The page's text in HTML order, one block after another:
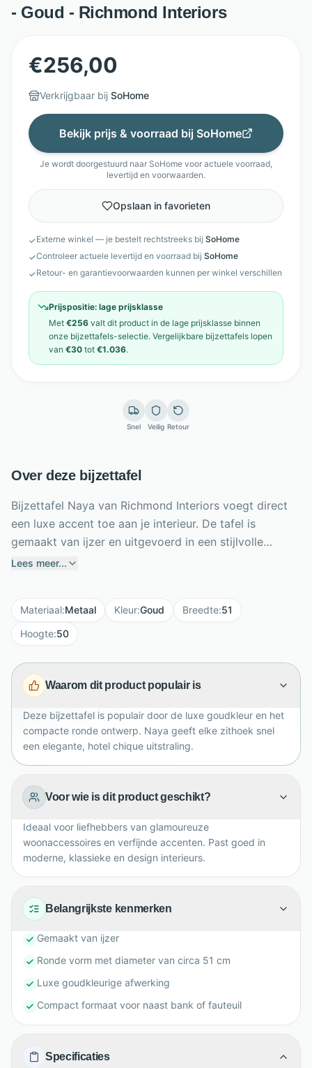
- Goud - Richmond Interiors
€256,00
Verkrijgbaar bij SoHome
Bekijk prijs & voorraad bij SoHome
Je wordt doorgestuurd naar SoHome voor actuele voorraad,
levertijd en voorwaarden.
Opslaan in favorieten
✓Externe winkel — je bestelt rechtstreeks bij SoHome
✓Controleer actuele levertijd en voorraad bij SoHome
✓Retour- en garantievoorwaarden kunnen per winkel verschillen
Prijspositie: lage prijsklasse
Met €256 valt dit product in de lage prijsklasse binnen
onze bijzettafels-selectie. Vergelijkbare bijzettafels lopen
van €30 tot €1.036.
Snel Veilig Retour
Over deze bijzettafel
Bijzettafel Naya van Richmond Interiors voegt direct
een luxe accent toe aan je interieur. De tafel is
gemaakt van ijzer en uitgevoerd in een stijlvolle
goudkleur, waardoor hij een warme en elegante
naast de bank, fauteuil of als decoratieve tafel in een
lege hoek. Gebruik hem voor een vaas, lamp,
compacte vorm maakt deze bijzettafel makkelijk te
plaatsen, terwijl de gouden afwerking zorgt voor een
Lees meer...
Materiaal:Metaal Kleur:Goud Breedte:51
Hoogte:50
Waarom dit product populair is
Deze bijzettafel is populair door de luxe goudkleur en het
compacte ronde ontwerp. Naya geeft elke zithoek snel
een elegante, hotel chique uitstraling.
Voor wie is dit product geschikt?
Ideaal voor liefhebbers van glamoureuze
woonaccessoires en verfijnde accenten. Past goed in
moderne, klassieke en design interieurs.
Belangrijkste kenmerken
Gemaakt van ijzer
Ronde vorm met diameter van circa 51 cm
Luxe goudkleurige afwerking
Compact formaat voor naast bank of fauteuil
Specificaties